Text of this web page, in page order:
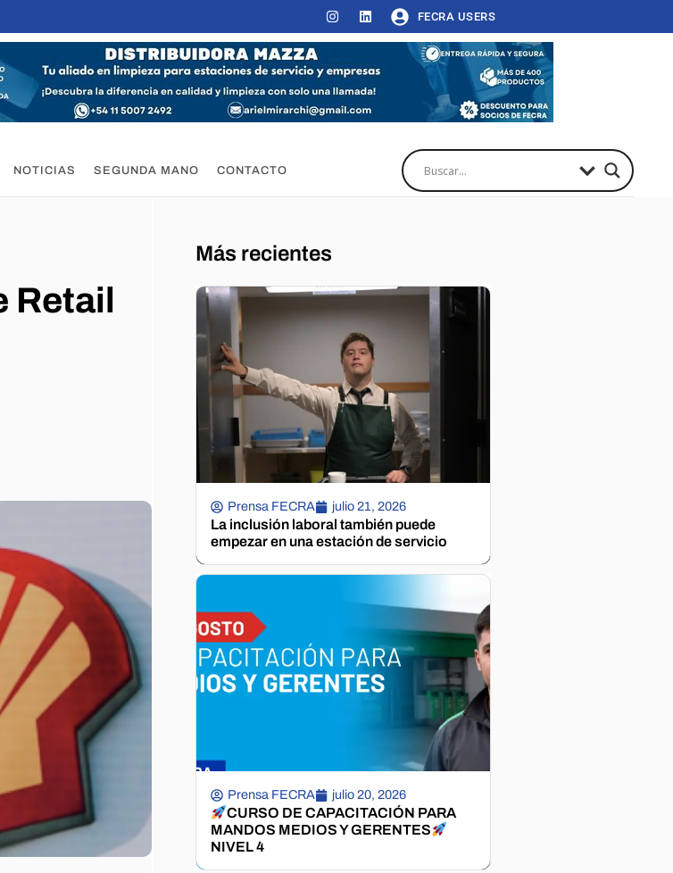
FECRA USERS
NOTICIAS SEGUNDA MANO CONTACTO
Retail
Más recientes
Prensa FECRA julio 21, 2026
La inclusión laboral también puede
empezar en una estación de servicio
Prensa FECRA julio 20, 2026
CURSO DE CAPACITACIÓN PARA
MANDOS MEDIOS Y GERENTES
NIVEL 4